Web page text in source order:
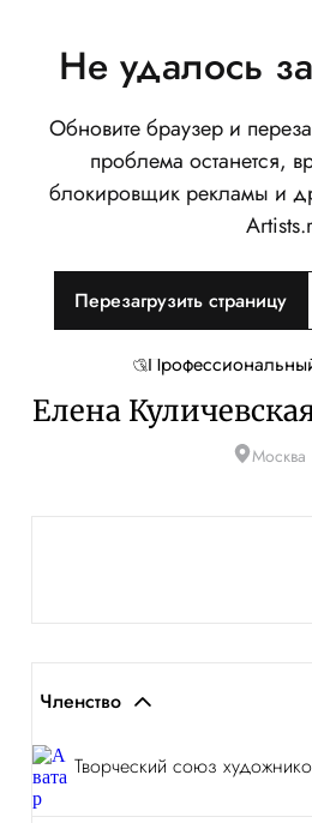
Не удалось
Обновите браузер и
проблема останется,
блокировщик рекламы и
Перезагрузить страницу
Елена
Москва
Членство
Творческий союз